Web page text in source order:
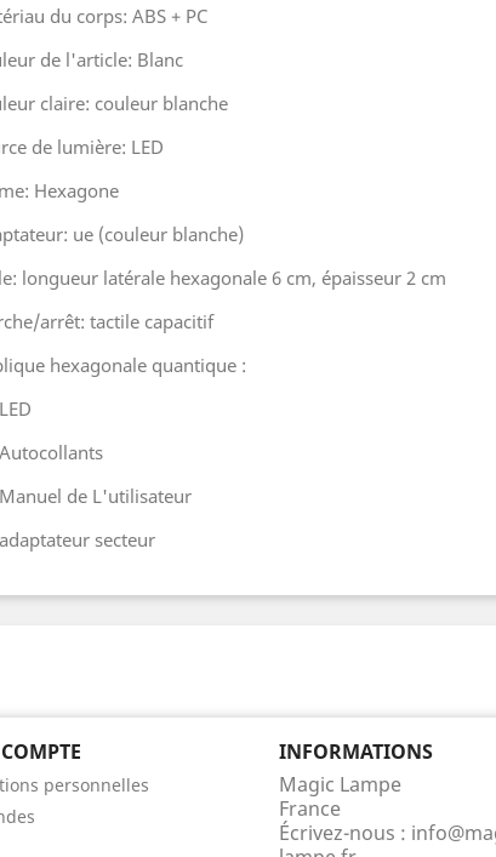
du corps: ABS + PC
de l'article: Blanc
claire: couleur blanche
de lumière: LED
Hexagone
ue (couleur blanche)
longueur latérale hexagonale 6 cm, épaisseur 2 cm
arrêt: tactile capacitif
hexagonale quantique :
de L'utilisateur
secteur
personnelles
INFORMATIONS
Magic Lampe
France
Écrivez-nous :